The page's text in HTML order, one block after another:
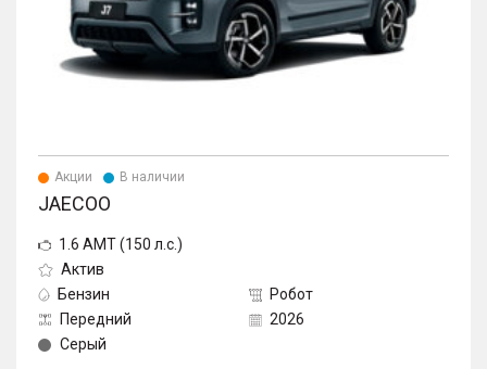
Акции В наличии
JAECOO
1.6 AMT (150 л.с.)
Актив
Бензин
Робот
Передний
2026
Серый